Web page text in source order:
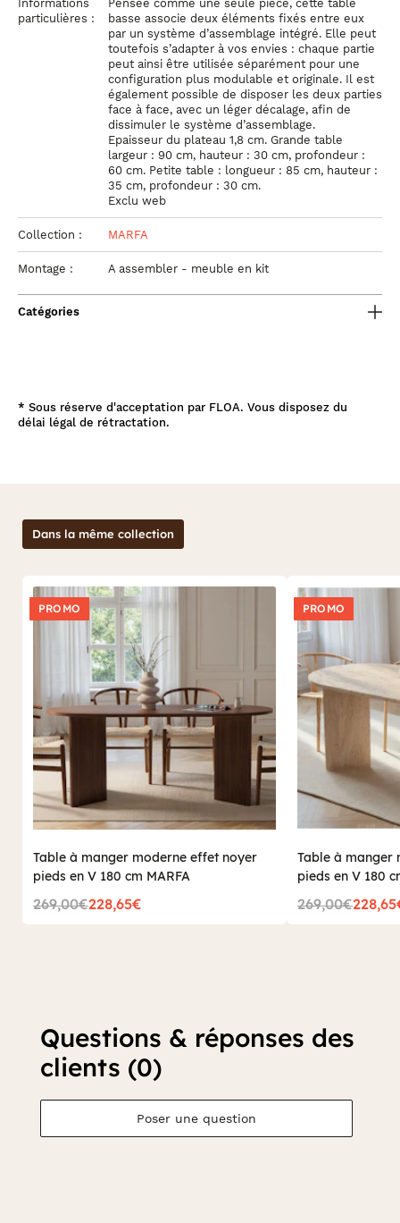
Informations
particulières :
Pensée comme une seule pièce, cette table
basse associe deux éléments fixés entre eux
par un système d’assemblage intégré. Elle peut
toutefois s’adapter à vos envies : chaque partie
peut ainsi être utilisée séparément pour une
configuration plus modulable et originale. Il est
également possible de disposer les deux parties
face à face, avec un léger décalage, afin de
dissimuler le système d’assemblage.
Epaisseur du plateau 1,8 cm. Grande table
largeur : 90 cm, hauteur : 30 cm, profondeur :
60 cm. Petite table : longueur : 85 cm, hauteur :
35 cm, profondeur : 30 cm.
Exclu web
Collection : MARFA
Montage : A assembler - meuble en kit
Catégories
* Sous réserve d'acceptation par FLOA. Vous disposez du
délai légal de rétractation.
Dans la même collection
PROMO
Table à manger moderne effet noyer
pieds en V 180 cm MARFA
269,00€228,65€
PROMO
Table à manger
pieds en V 180
269,00€
Questions & réponses des
clients (0)
Poser une question